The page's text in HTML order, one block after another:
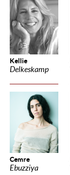
Kellie
Delkeskamp
Cemre
Ebuzziya